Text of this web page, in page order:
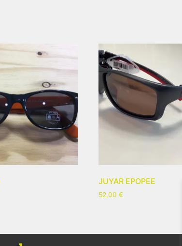
JUYAR EPOPEE
52,00€